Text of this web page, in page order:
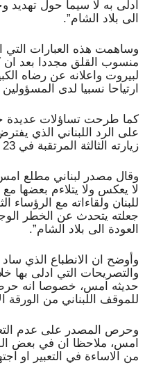
ادلى به لا سيما حول تهديد
الى بلاد الشام”.
وساهمت هذه العبارات التي
منسوب القلق مجددا بعد ان
لبيروت واعلانه عن رضاه
ارتياحا نسبيا لدى المسؤولين
كما طرحت تساؤلات عديدة
على الرد اللبناني الذي
زيارته الثالثة المرتقبة في 23 او 24 الجاري.
وقال مصدر لبناني مطلع
لا يعكس ولا يتلاءم بعضها
للبنان ولقاءاته مع الرؤساء
جعلته يتحدث عن الخطر
العودة الى بلاد الشام”.
وأوضح ان الانطباع الذي
والتصريحات التي ادلى بها
حديثه امس، خصوصا انه حرص
للموقف اللبناني من الورقة
وحرص المصدر على عدم
امس، ملاحظا ان في بعض
من الاساءة في التعبير او